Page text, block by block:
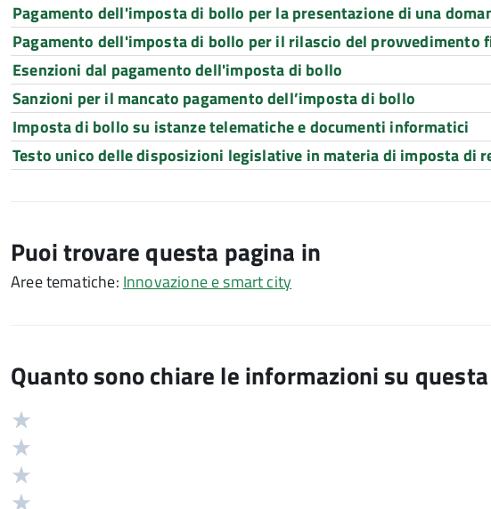
Pagamento dell'imposta di bollo per la presentazione di una
Pagamento dell'imposta di bollo per il rilascio del provvedimento
Esenzioni dal pagamento dell'imposta di bollo
Sanzioni per il mancato pagamento dell’imposta di bollo
Imposta di bollo su istanze telematiche e documenti informatici
Testo unico delle disposizioni legislative in materia di imposta
Puoi trovare questa pagina in
Aree tematiche: Innovazione e smart city
Quanto sono chiare le informazioni su
Valutazione